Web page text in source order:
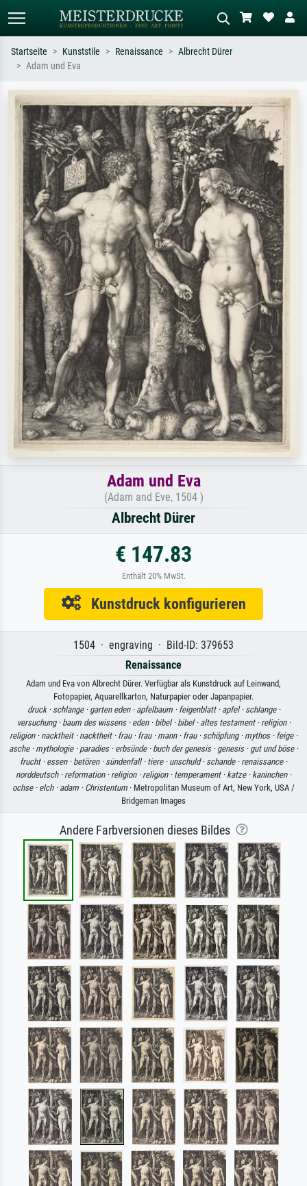
Suchen Sie nach Künstlern, Werktiteln
oder Stilen – z.B. Monet,
Sternennacht, Impressionismus, Welle
Hokusai, Akt.
Beschreiben Sie die Szene – z.B. Grüne
Wiese, Abstrakt mit viel Rot, Dunkles
Ölgemälde, Stehender Akt neben einem
Baum.
Startseite Kunststile Renaissance
Albrecht Dürer
Adam und Eva
Adam und Eva
(Adam and Eve, 1504 )
Albrecht Dürer
€ 147.83
Enthält 20% MwSt.
Kunstdruck konfigurieren
1504 · engraving · Bild-ID: 379653
Renaissance
Adam und Eva von Albrecht Dürer. Verfügbar als Kunstdruck auf Leinwand,
Fotopapier, Aquarellkarton, Naturpapier oder Japanpapier.
druck · schlange · garten eden · apfelbaum · feigenblatt · apfel · schlange ·
versuchung · baum des wissens · eden · bibel · bibel · altes testament · religion ·
religion · nacktheit · nacktheit · frau · frau · mann · frau · schöpfung · mythos · feige ·
asche · mythologie · paradies · erbsünde · buch der genesis · genesis · gut und böse ·
frucht · essen · betören · sündenfall · tiere · unschuld · schande · renaissance ·
norddeutsch · reformation · religion · religion · temperament · katze · kaninchen ·
ochse · elch · adam · Christentum · Metropolitan Museum of Art, New York, USA /
Bridgeman Images
Andere Farbversionen dieses Bildes